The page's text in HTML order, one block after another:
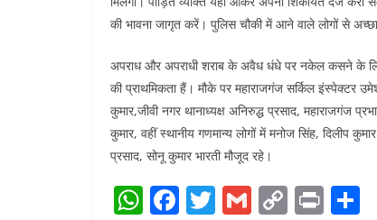
की भावना जागृत करें। पुलिस चौकी में आने वाले लोगों से
अपराध और अपराधी शराब के अवैध धंधे पर नकेल कसने के लिए
की प्राथमिकता हैं। मौके पर महाराजगंज सर्किल इंस्पेक्टर
कुमार,जीवी नगर थानाध्यक्ष अनिरुद्ध प्रसाद, महाराजगंज
कुमार, वहीं स्थानीय गणमान्य लोगों में मनोज सिंह, दिलीप
प्रसाद, सोनू कुमार भारती मौजूद रहे।
W F T G C Pr